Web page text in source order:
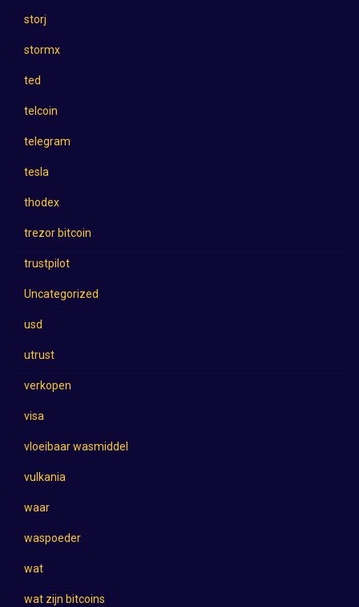
storj
stormx
ted
telcoin
telegram
tesla
thodex
trezor bitcoin
trustpilot
Uncategorized
usd
utrust
verkopen
visa
vloeibaar wasmiddel
vulkania
waar
waspoeder
wat
wat zijn bitcoins